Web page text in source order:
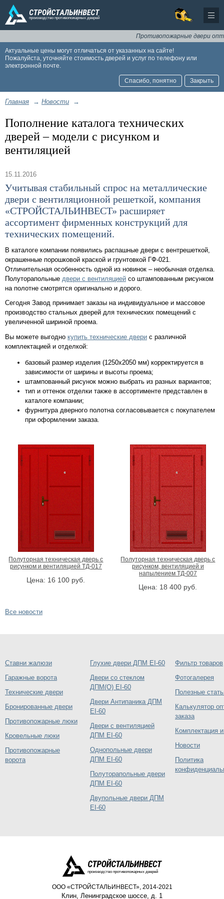
Противопожарные двери
Актуальные цены могут отличаться от указанных на сайте!
Пожалуйста, уточняйте стоимость дверей и услуг по телефону или
электронной почте.
Спасибо, понятно Закрыть
Главная → Новости →
Пополнение каталога технических
дверей – модели с рисунком и
вентиляцией
15.11.2016
Учитывая стабильный спрос на металлические
двери с вентиляционной решеткой, компания
«СТРОЙСТАЛЬИНВЕСТ» расширяет
ассортимент фирменных конструкций для
технических помещений.
В каталоге компании появились распашные двери с вентрешеткой,
окрашенные порошковой краской и грунтовкой ГФ-021.
Отличительная особенность одной из новинок – необычная отделка.
Полуторапольные двери с вентиляцией со штампованным рисунком
на полотне смотрятся оригинально и дорого.
Сегодня Завод принимает заказы на индивидуальное и массовое
производство стальных дверей для технических помещений с
увеличенной шириной проема.
Вы можете выгодно купить технические двери с различной
комплектацией и отделкой:
базовый размер изделия (1250x2050 мм) корректируется в
зависимости от ширины и высоты проема;
штампованный рисунок можно выбрать из разных вариантов;
тип и оттенок отделки также в ассортименте представлен в
каталоге компании;
фурнитура дверного полотна согласовывается с покупателем
при оформлении заказа.
Полуторная техническая дверь с
рисунком и вентиляцией ТД-017
Цена: 16 100 руб.
Полуторная техническая дверь с
рисунком, вентиляцией и
напылением ТД-007
Цена: 18 400 руб.
Все новости
Ставни жалюзи
Гаражные ворота
Технические двери
Бронированные двери
Противопожарные люки
Кровельные люки
Противопожарные
ворота
Глухие двери ДПМ EI-60
Двери со стеклом
ДПМ(О) EI-60
Двери Антипаника ДПМ
EI-60
Двери с вентиляцией
ДПМ EI-60
Однопольные двери
ДПМ EI-60
Полуторапольные двери
ДПМ EI-60
Двупольные двери ДПМ
EI-60
Фильтр товаров
Фотогалерея
Полезные
Калькулятор
заказа
Комплектация
Новости
Политика
производство противопожарных дверей
ООО «СТРОЙСТАЛЬИНВЕСТ», 2014-2021
Клин Ленинградское шоссе, д. 1